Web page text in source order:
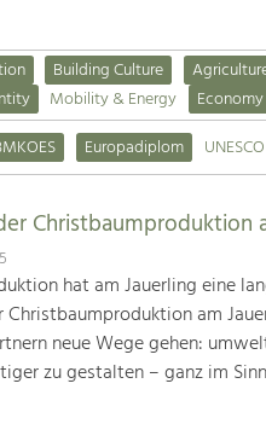
Building Culture
Mobility & Energy
Economy
Europadiplom UNESCO
Christbaumproduktion
hat am Jauerling eine
Christbaumproduktion am
neue Wege gehen:
zu gestalten – ganz im